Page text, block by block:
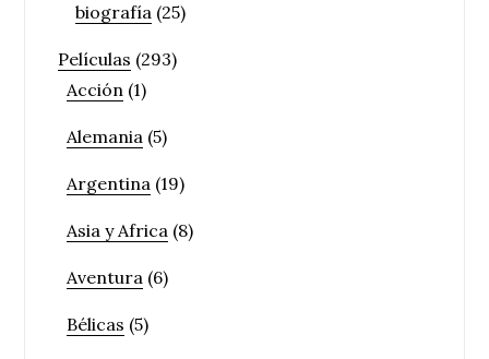
biografía (25)
Películas (293)
Acción (1)
Alemania (5)
Argentina (19)
Asia y Africa (8)
Aventura (6)
Bélicas (5)